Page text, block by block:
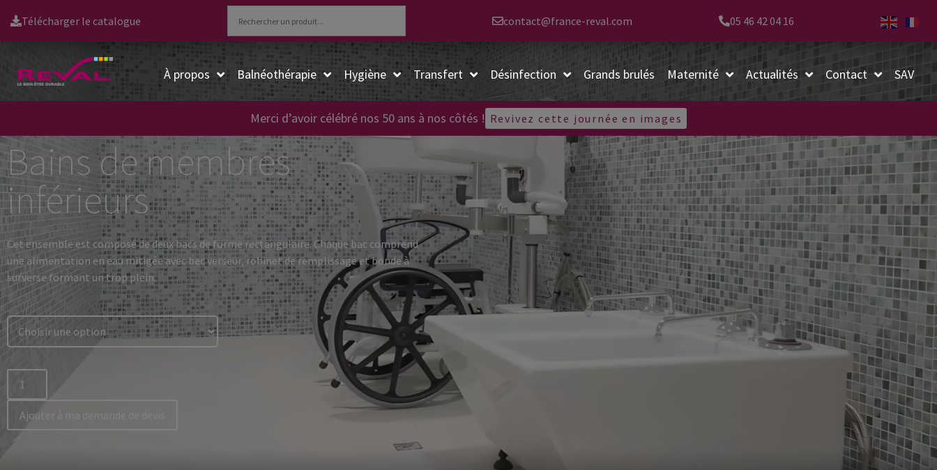
Télécharger le catalogue contact@france-reval.com 05 46 42 04 16
À propos Balnéothérapie Hygiène Transfert Désinfection Grands brulés Maternité Actualités Contact SAV
Merci d’avoir célébré nos 50 ans à nos côtés ! Revivez cette journée en images
Bains de membres
inférieurs
Cet ensemble est composé de deux bacs de forme rectangulaire. Chaque bac comprend
une alimentation en eau mitigée avec bec verseur, robinet de remplissage et bonde à
surverse formant un trop plein.
Ajouter à ma demande de devis